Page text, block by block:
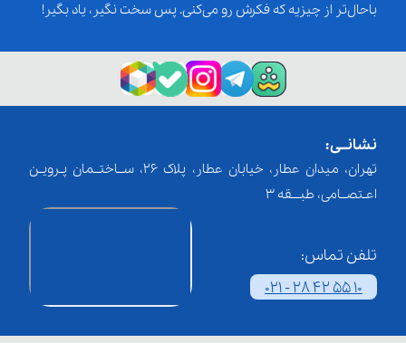
باحال‌تر از چیزیه که فکرش رو می‌کنی. پس سخت نگیر، یاد بگیر!
نشانــی:
تهران، میدان عطار، خیابان عطار، پلاک 26، ســاختــمان پـرویـن
اعـتصــامی، طبـــقه 3
تلفن تماس:
021 - 28 42 55 10